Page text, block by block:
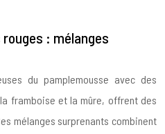
: mélanges
du pamplemousse avec des
framboise et la mûre, offrent des
mélanges surprenants combinent